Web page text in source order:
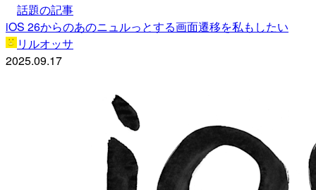
話題の記事
iOS 26からのあのニュルっとする画面遷移を私もしたい
リルオッサ
2025.09.17